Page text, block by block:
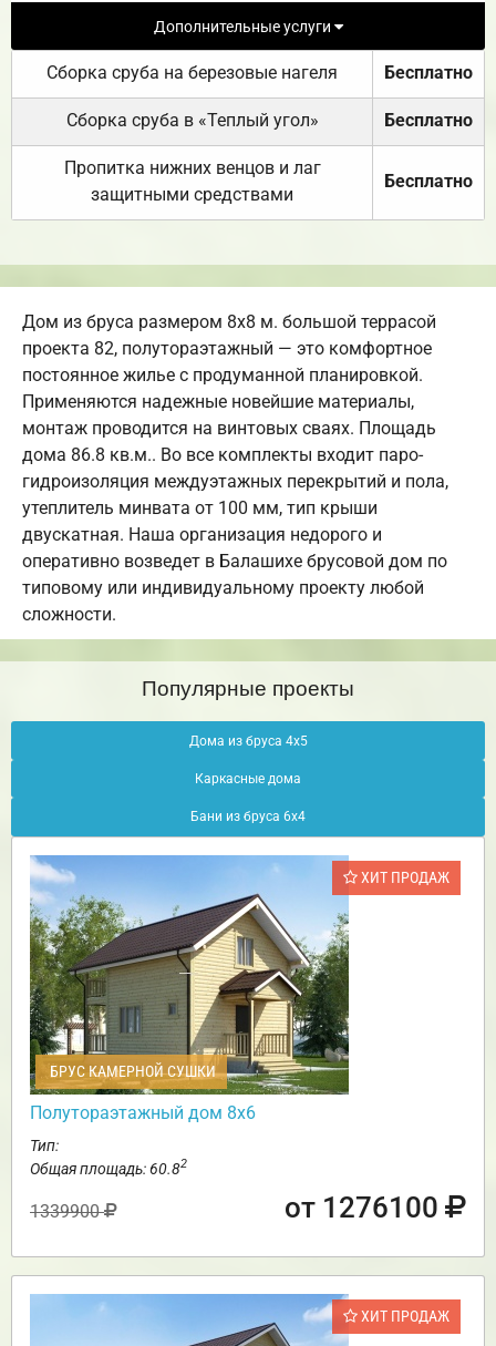
Дополнительные услуги
Сборка сруба на березовые нагеля Бесплатно
Сборка сруба в «Теплый угол» Бесплатно
Пропитка нижних венцов и лаг
защитными средствами
Бесплатно
Дом из бруса размером 8х8 м. большой террасой
проекта 82, полутораэтажный — это комфортное
постоянное жилье с продуманной планировкой.
Применяются надежные новейшие материалы,
монтаж проводится на винтовых сваях. Площадь
дома 86.8 кв.м.. Во все комплекты входит паро-
гидроизоляция междуэтажных перекрытий и пола,
утеплитель минвата от 100 мм, тип крыши
двускатная. Наша организация недорого и
оперативно возведет в Балашихе брусовой дом по
типовому или индивидуальному проекту любой
сложности.
Популярные проекты
Дома из бруса 4х5
Каркасные дома
Бани из бруса 6х4
ХИТ ПРОДАЖ
БРУС КАМЕРНОЙ СУШКИ
Полутораэтажный дом 8х6
Тип:
Общая площадь: 60.82
1339900 от 1276100
ХИТ ПРОДАЖ